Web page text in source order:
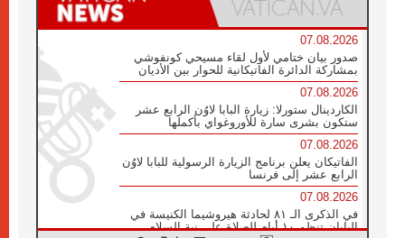
07.08.2026
صدور بيان ختامي لأول لقاء مسيحي كونفوشي
بمشاركة الدائرة الفاتيكانية للحوار بين الأديان
07.08.2026
الكاردينال ستورلا: زيارة البابا لاوُن الرابع عشر
ستكون بشرى سارة للأوروغواي بأكملها
07.08.2026
الفاتيكان يعلن برنامج الزيارة الرسولية للبابا لاوُن
الرابع عشر إلى فرنسا
07.08.2026
في الذكرى الـ ٨١ لحادثة هيروشيما الكنيسة في
اليابان تنظم ١٠ أيام للصلاة على نية السلام